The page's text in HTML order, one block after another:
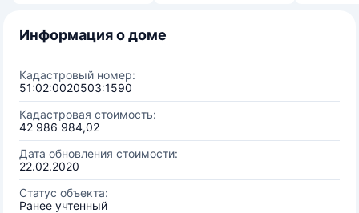
Информация о доме
Кадастровый номер:
51:02:0020503:1590
Кадастровая стоимость:
42 986 984,02
Дата обновления стоимости:
22.02.2020
Статус объекта:
Ранее учтенный